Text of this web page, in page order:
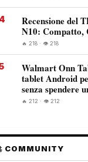
Recensione del
N10: Compatto,
🔥 218 · 👁️ 218
Walmart Onn
tablet Android
senza spendere
🔥 212 · 👁️ 212
COMMUNITY